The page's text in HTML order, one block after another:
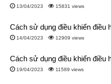
13/04/2023 15831 views
Cách sử dụng điều khiển điều
14/04/2023 12909 views
Cách sử dụng điều khiển điều
19/04/2023 11589 views